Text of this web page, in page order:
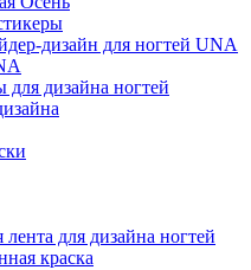
дизайн для ногтей UNA
для дизайна ногтей
для дизайна ногтей
краска